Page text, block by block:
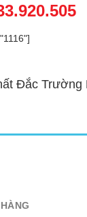
Đắc Trường